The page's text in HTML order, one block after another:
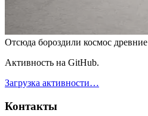
Отсюда бороздили космос древние
Активность на GitHub.
Загрузка активности…
Контакты